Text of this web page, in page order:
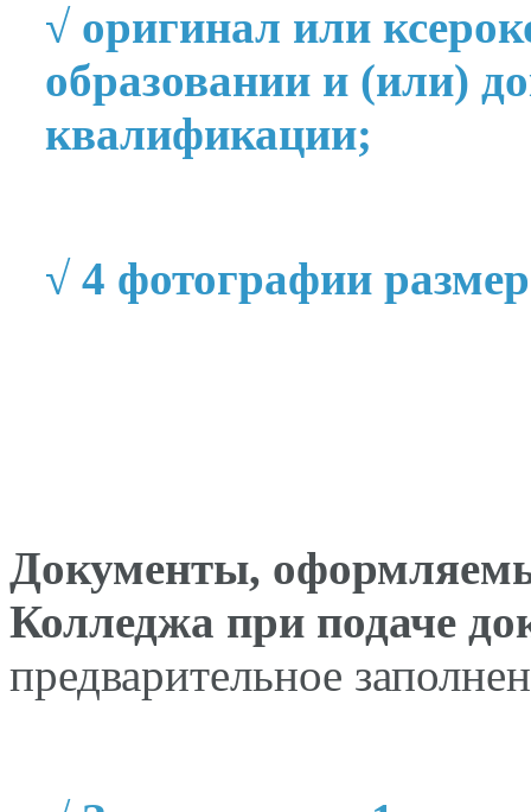
√ оригинал или
образовании и (или)
квалификации;
√ 4 фотографии
Документы,
Колледжа при подаче
предварительное